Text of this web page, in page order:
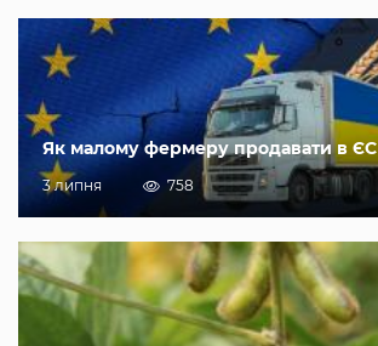
Як малому фермеру продавати в ЄС
3 липня 758